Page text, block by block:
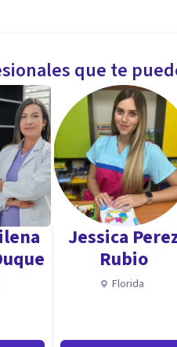
que te
Jessica
Rubio
Florida